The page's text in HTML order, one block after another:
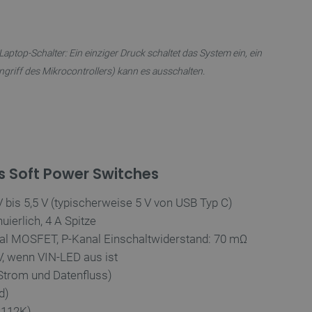
Schalter: Ein einziger Druck schaltet das System ein, ein
des Mikrocontrollers) kann es ausschalten.
Soft Power Switches
5,5 V (typischerweise 5 V von USB Typ C)
4 A Spitze
MOSFET, P-Kanal Einschaltwiderstand: 70 mΩ
wenn VIN-LED aus ist
und Datenfluss)
dass sich
ist jedoch die
Benutzer zwischen
des Nutzers zur
zu speichern und die
von Cookies zu